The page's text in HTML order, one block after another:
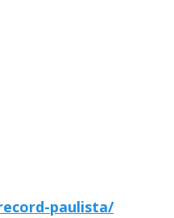
paulista/